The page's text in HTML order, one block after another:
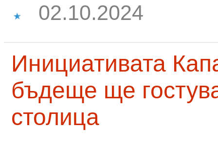
02.10.2024
Инициативата
бъдеще ще
столица